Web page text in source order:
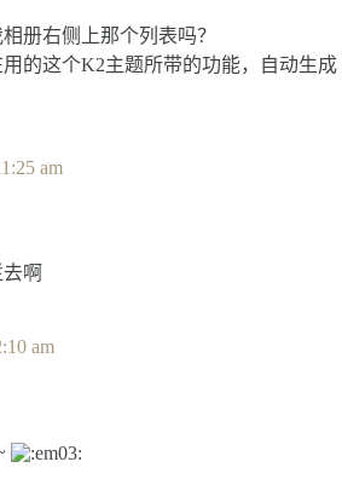
册右侧上那个列表吗？
的这个K2主题所带的功能，自动生成
am
啊
am